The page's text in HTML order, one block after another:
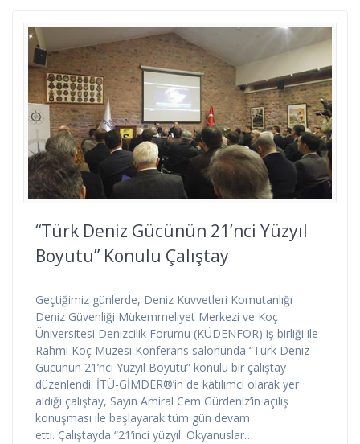
“Türk Deniz Gücünün 21’nci Yüzyıl
Boyutu” Konulu Çalıştay
Geçtiğimiz günlerde, Deniz Kuvvetleri Komutanlığı
Deniz Güvenliği Mükemmeliyet Merkezi ve Koç
Üniversitesi Denizcilik Forumu (KÜDENFOR) iş birliği ile
Rahmi Koç Müzesi Konferans salonunda “Türk Deniz
Gücünün 21’nci Yüzyıl Boyutu” konulu bir çalıştay
düzenlendi. İTÜ-GİMDER®’in de katılımcı olarak yer
aldığı çalıştay, Sayın Amiral Cem Gürdeniz’in açılış
konuşması ile başlayarak tüm gün devam
etti. Çalıştayda “21’inci yüzyıl: Okyanuslar…